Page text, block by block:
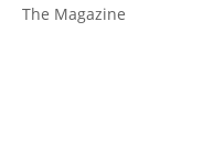
The Magazine